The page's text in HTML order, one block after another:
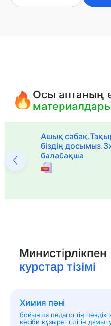
Осы аптаның
Ашық
біздің
балабақша
Министірлікпен
курстар тізімі
Химия пәні
бойынша педагогтің пәндік
кәсіби құзыреттілігін